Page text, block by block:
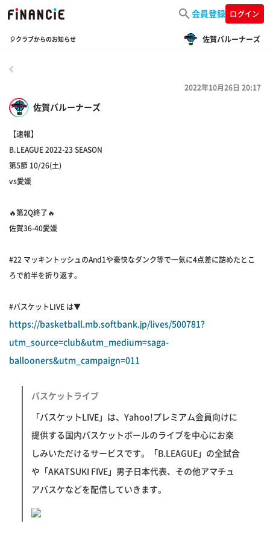
会員登録 ログイン
🎈クラブからのお知らせ 佐賀バルーナーズ
佐賀バルーナーズ
2022年10月26日 20:17
【速報】
B.LEAGUE 2022-23 SEASON
第5節 10/26(土)
vs愛媛
🔥第2Q終了🔥
佐賀36-40愛媛
#22 マッキントッシュのAnd1や豪快なダンク等で一気に4点差に詰めたとこ
ろで前半を折り返す。
#バスケットLIVE は▼
https://basketball.mb.softbank.jp/lives/500781?
utm_source=club&utm_medium=saga-
ballooners&utm_campaign=011
バスケットライブ
「バスケットLIVE」は、Yahoo!プレミアム会員向けに
提供する国内バスケットボールのライブを中心にお楽
しみいただけるサービスです。「B.LEAGUE」の全試合
や「AKATSUKI FIVE」男子日本代表、その他アマチュ
アバスケなどを配信していきます。